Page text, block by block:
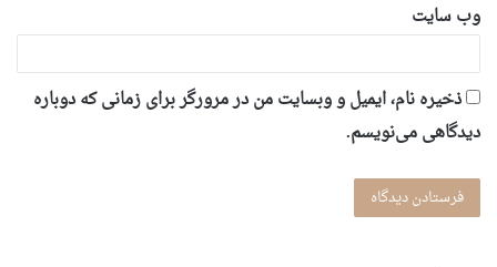
وب‌ سایت
ذخیره نام، ایمیل و وبسایت من در مرورگر برای زمانی که دوباره
دیدگاهی می‌نویسم.